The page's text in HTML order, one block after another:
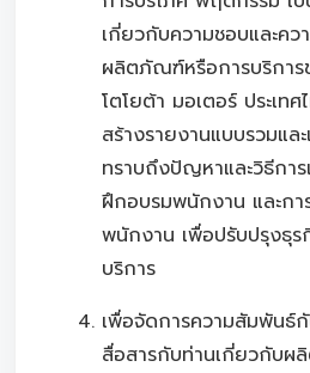
เกี่ยวกับความชอบและคว
ผลิตภัณฑ์หรือการบริการ
โตโยต้า มอเตอร์ ประเท
สร้างรายงานแบบรวมแล
ทราบถึงปัญหาและวิธีกา
ฝึกอบรมพนักงาน และกา
พนักงาน เพื่อปรับปรุงธุ
บริการ
เพื่อจัดการความสัมพันธ์
สื่อสารกับท่านเกี่ยวกับผ